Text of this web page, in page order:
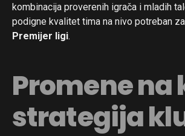
kombinacija proverenih igrača i mladih
podigne kvalitet tima na nivo potreban
Premijer ligi.
Promene na
strategija